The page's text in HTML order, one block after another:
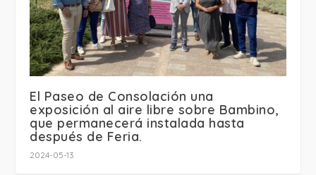
El Paseo de Consolación una
exposición al aire libre sobre Bambino,
que permanecerá instalada hasta
después de Feria.
2024-05-13